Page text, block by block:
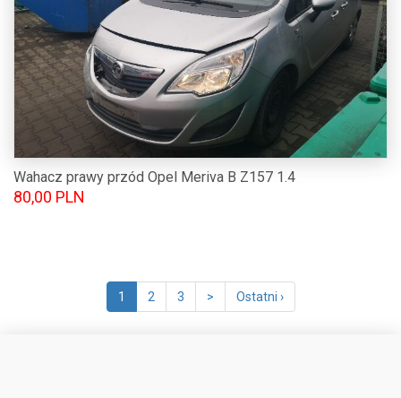
Wahacz prawy przód Opel Meriva B Z157 1.4
80,00 PLN
1 2 3 > Ostatni ›